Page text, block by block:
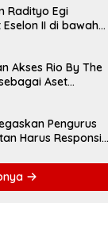
Radityo Egi
II di bawah
Akses Rio By The
Aset
Pengurus
Harus Responsif